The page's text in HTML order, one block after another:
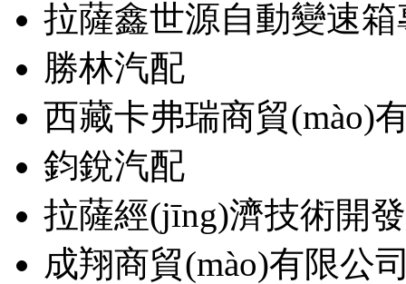
拉薩鑫世源自動變速箱
勝林汽配
西藏卡弗瑞商貿(mào)
鈞銳汽配
拉薩經(jīng)濟技術開
成翔商貿(mào)有限公